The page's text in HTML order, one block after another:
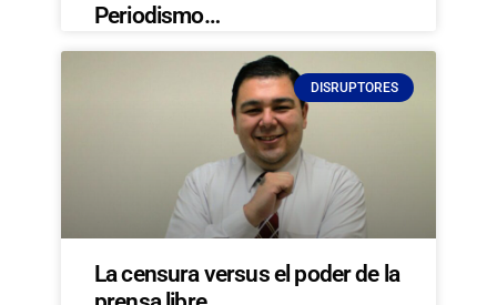
Periodismo…
DISRUPTORES
La censura versus el poder de la